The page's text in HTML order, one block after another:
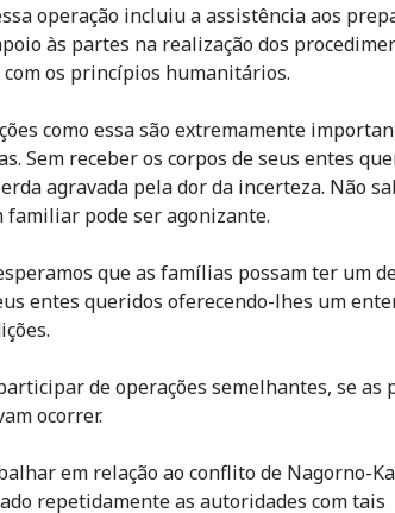
operação incluiu a assistência aos
às partes na realização dos
os princípios humanitários.
como essa são extremamente
Sem receber os corpos de seus entes
agravada pela dor da incerteza. Não
familiar pode ser agonizante.
que as famílias possam ter um
entes queridos oferecendo-lhes um
de operações semelhantes, se as
ocorrer.
em relação ao conflito de Nagorno-
repetidamente as autoridades com tais